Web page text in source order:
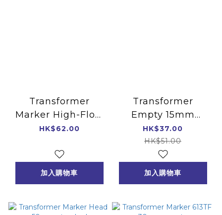
Transformer
Marker High-Flow
tip 30mm 699017
HK$62.00
加入購物車
Transformer
Empty 15mm
Bundle
HK$37.00
HK$51.00
加入購物車